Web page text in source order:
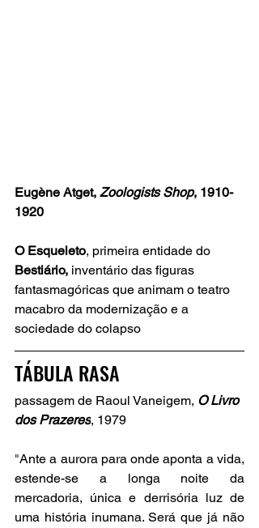
Eugène Atget, Zoologists Shop, 1910-
1920
O Esqueleto, primeira entidade do
Bestiário, inventário das figuras
fantasmagóricas que animam o teatro
macabro da modernização e a
sociedade do colapso
TÁBULA RASA
passagem de Raoul Vaneigem, O Livro
dos Prazeres, 1979
"Ante a aurora para onde aponta a vida,
estende-se a longa noite da
mercadoria, única e derrisória luz de
uma história inumana. Será que já não